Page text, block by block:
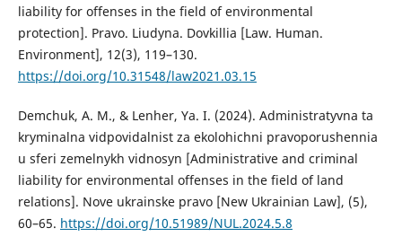
liability for offenses in the field of environmental
protection]. Pravo. Liudyna. Dovkillia [Law. Human.
Environment], 12(3), 119–130.
https://doi.org/10.31548/law2021.03.15
Demchuk, A. M., & Lenher, Ya. I. (2024). Administratyvna ta
kryminalna vidpovidalnist za ekolohichni pravoporushennia
u sferi zemelnykh vidnosyn [Administrative and criminal
liability for environmental offenses in the field of land
relations]. Nove ukrainske pravo [New Ukrainian Law], (5),
60–65. https://doi.org/10.51989/NUL.2024.5.8